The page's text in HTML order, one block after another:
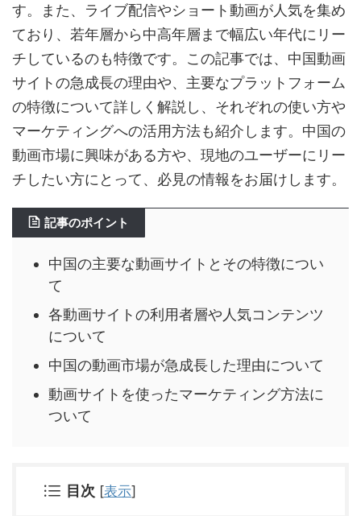
す。また、ライブ配信やショート動画が人気を集め
ており、若年層から中高年層まで幅広い年代にリー
チしているのも特徴です。この記事では、中国動画
サイトの急成長の理由や、主要なプラットフォーム
の特徴について詳しく解説し、それぞれの使い方や
マーケティングへの活用方法も紹介します。中国の
動画市場に興味がある方や、現地のユーザーにリー
チしたい方にとって、必見の情報をお届けします。
記事のポイント
中国の主要な動画サイトとその特徴につい
て
各動画サイトの利用者層や人気コンテンツ
について
中国の動画市場が急成長した理由について
動画サイトを使ったマーケティング方法に
ついて
目次 [表示]